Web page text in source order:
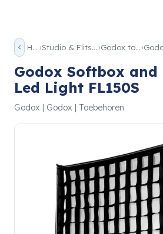
Home Studio & Flits toebehoren Godox toebehoren
Godox Softbox
Led Light FL150S
Godox | Godox | Toebehoren